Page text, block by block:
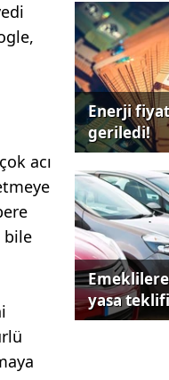
acı
bile
Enerji
geriledi!
yasa